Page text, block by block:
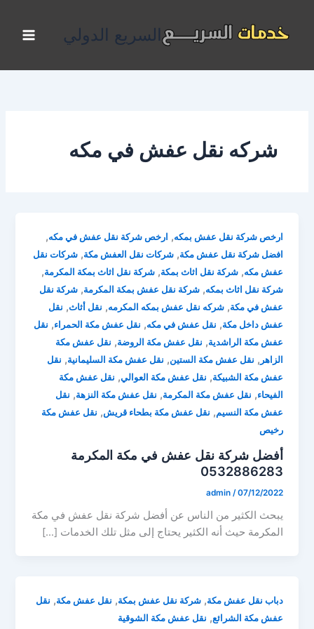
المحتوى
السريع الدولي
شركه نقل عفش في مكه
ارخص شركة نقل عفش بمكه, ارخص شركة نقل عفش في مكه,
افضل شركة نقل عفش مكة,شركات نقل العفش مكة,شركات نقل
عفش مكه,شركة نقل اثاث بمكة,شركة نقل اثاث بمكة المكرمة,
شركة نقل اثاث بمكه,شركة نقل عفش بمكة المكرمة,شركة نقل
عفش في مكة,شركه نقل عفش بمكه المكرمه, نقل أثاث, نقل
عفش داخل مكة, نقل عفش في مكه, نقل عفش مكة الحمراء, نقل
عفش مكة الراشدية, نقل عفش مكة الروضة, نقل عفش مكة
الزاهر , نقل عفش مكة الستين, نقل عفش مكة السليمانية, نقل
عفش مكة الشبيكة, نقل عفش مكة العوالي, نقل عفش مكة
الفيحاء, نقل عفش مكة المكرمة, نقل عفش مكة النزهة, نقل
عفش مكة النسيم, نقل عفش مكة بطحاء قريش, نقل عفش مكة
رخيص
أفضل شركة نقل عفش في مكة المكرمة
0532886283
admin /07/12/2022
يبحث الكثير من الناس عن أفضل شركة نقل عفش في مكة
المكرمة حيث أنه الكثير يحتاج إلى مثل تلك الخدمات […]
دباب نقل عفش مكة,شركة نقل عفش بمكة, نقل عفش مكة, نقل
عفش مكة الشرائع, نقل عفش مكة الشوقية